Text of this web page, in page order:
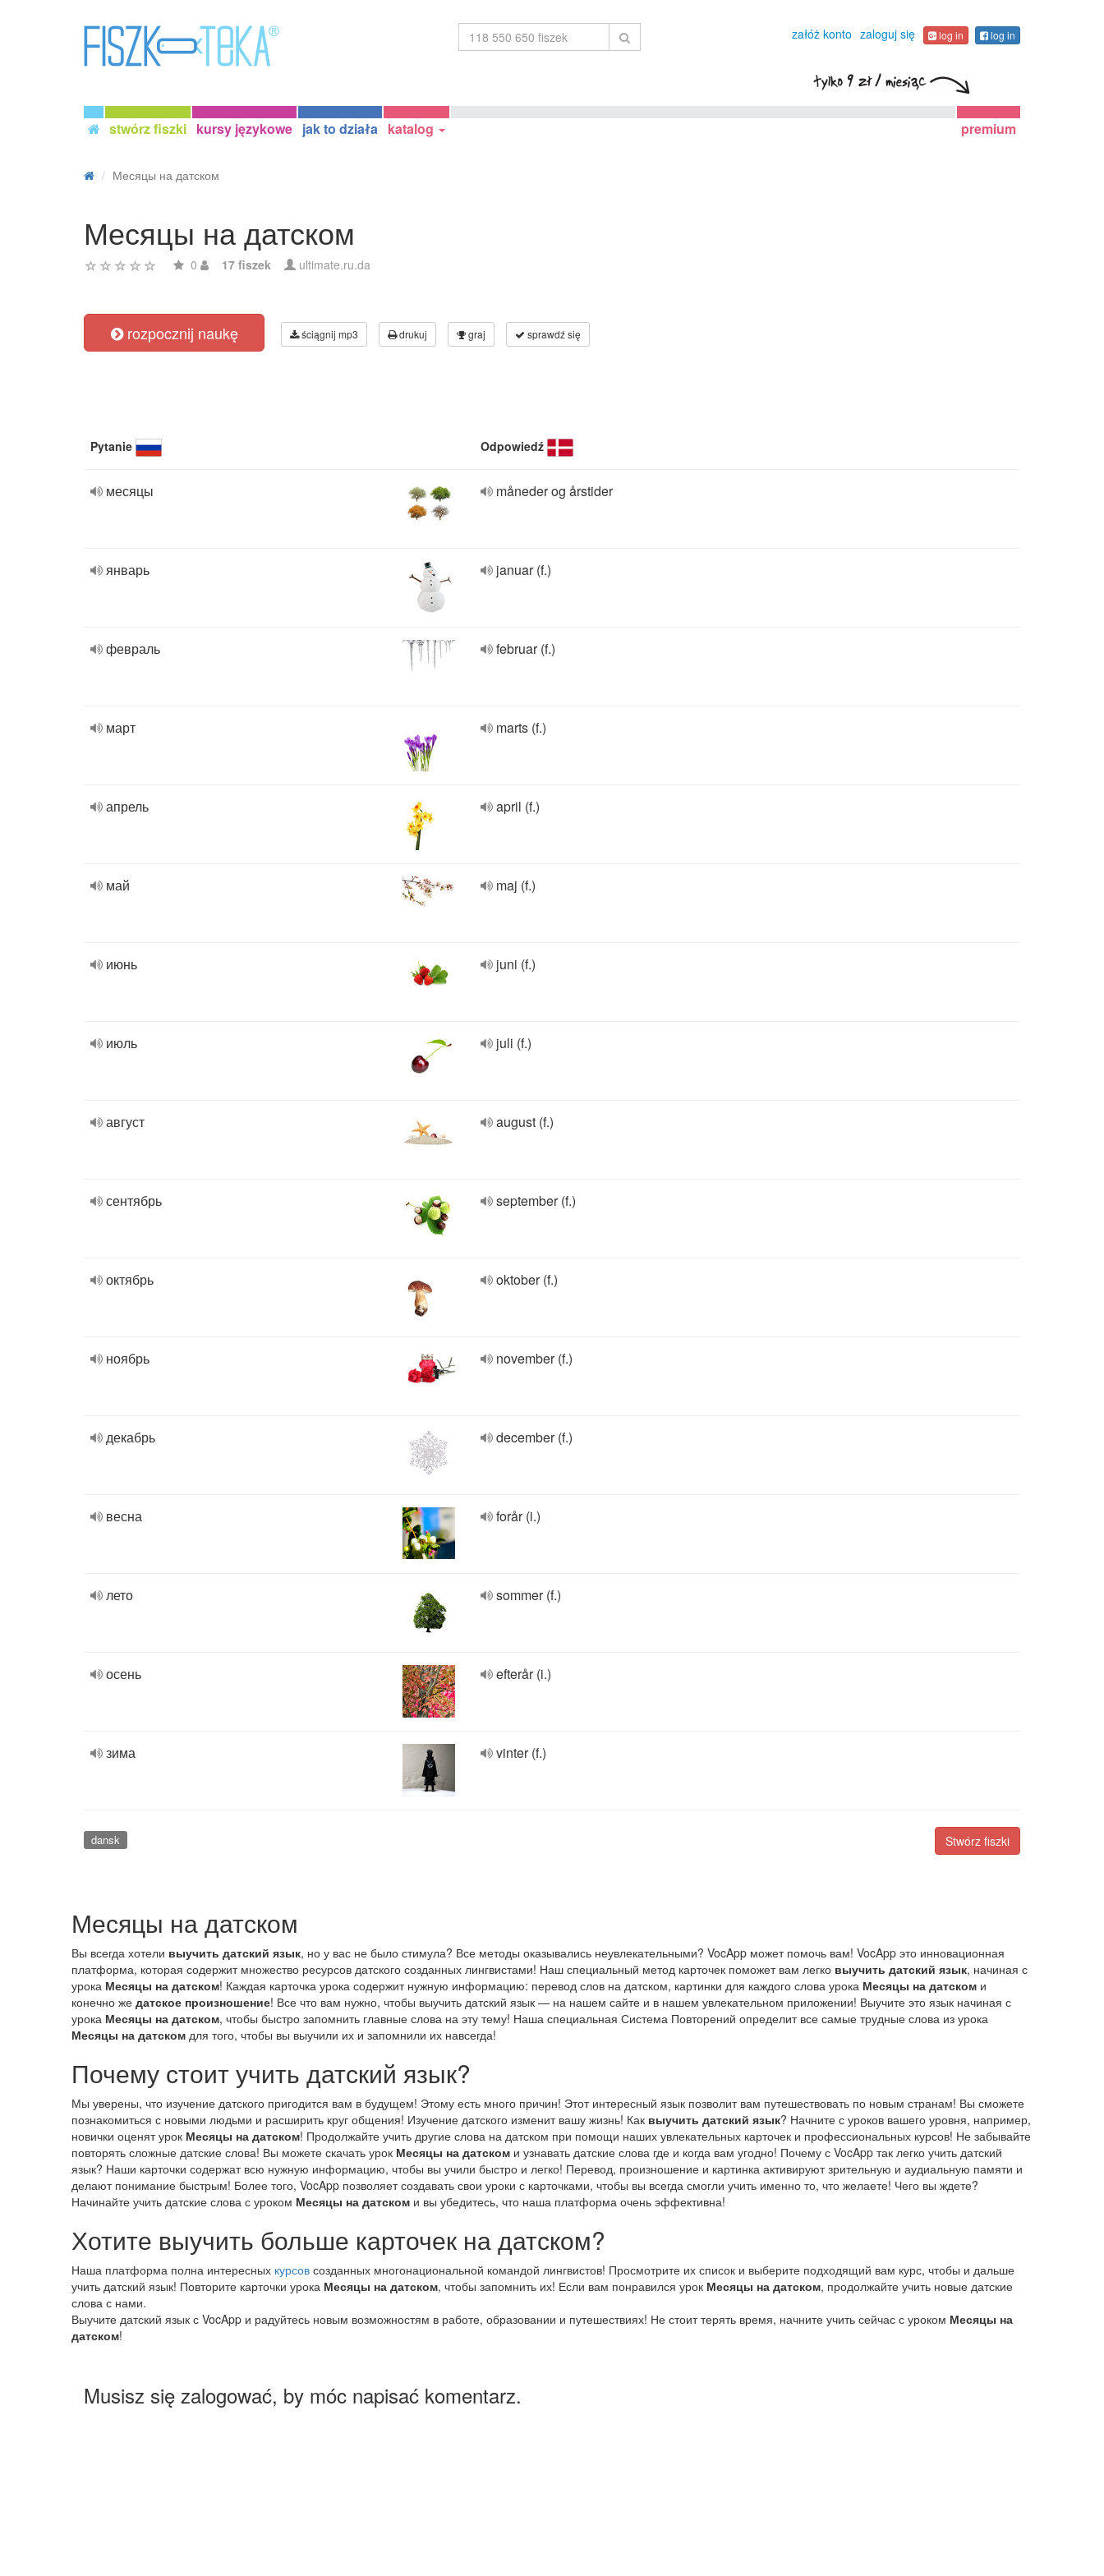
załóż konto zaloguj się log in log in
stwórz fiszki kursy językowe jak to działa katalog premium
Месяцы на датском
Месяцы на датском
0 17 fiszek ultimate.ru.da
rozpocznij naukę ściągnij mp3 drukuj graj sprawdź się
Pytanie Odpowiedź
месяцы måneder og årstider
январь januar (f.)
февраль februar (f.)
март marts (f.)
апрель april (f.)
май maj (f.)
июнь juni (f.)
июль juli (f.)
август august (f.)
сентябрь september (f.)
октябрь oktober (f.)
ноябрь november (f.)
декабрь december (f.)
весна forår (i.)
лето sommer (f.)
осень efterår (i.)
зима vinter (f.)
Stwórz fiszki
dansk
Месяцы на датском
Вы всегда хотели выучить датский язык, но у вас не было стимула? Все методы оказывались неувлекательными? VocApp может помочь вам! VocApp это инновационная
платформа, которая содержит множество ресурсов датского созданных лингвистами! Наш специальный метод карточек поможет вам легко выучить датский язык, начиная с
урока Месяцы на датском! Каждая карточка урока содержит нужную информацию: перевод слов на датском, картинки для каждого слова урока Месяцы на датском и
конечно же датское произношение! Все что вам нужно, чтобы выучить датский язык — на нашем сайте и в нашем увлекательном приложении! Выучите это язык начиная с
урока Месяцы на датском, чтобы быстро запомнить главные слова на эту тему! Наша специальная Система Повторений определит все самые трудные слова из урока
Месяцы на датском для того, чтобы вы выучили их и запомнили их навсегда!
Почему стоит учить датский язык?
Мы уверены, что изучение датского пригодится вам в будущем! Этому есть много причин! Этот интересный язык позволит вам путешествовать по новым странам! Вы сможете
познакомиться с новыми людьми и расширить круг общения! Изучение датского изменит вашу жизнь! Как выучить датский язык? Начните с уроков вашего уровня, например,
новички оценят урок Месяцы на датском! Продолжайте учить другие слова на датском при помощи наших увлекательных карточек и профессиональных курсов! Не забывайте
повторять сложные датские слова! Вы можете скачать урок Месяцы на датском и узнавать датские слова где и когда вам угодно! Почему с VocApp так легко учить датский
язык? Наши карточки содержат всю нужную информацию, чтобы вы учили быстро и легко! Перевод, произношение и картинка активируют зрительную и аудиальную памяти и
делают понимание быстрым! Более того, VocApp позволяет создавать свои уроки с карточками, чтобы вы всегда смогли учить именно то, что желаете! Чего вы ждете?
Начинайте учить датские слова с уроком Месяцы на датском и вы убедитесь, что наша платформа очень эффективна!
Хотите выучить больше карточек на датском?
Наша платформа полна интересных курсов созданных многонациональной командой лингвистов! Просмотрите их список и выберите подходящий вам курс, чтобы и дальше
учить датский язык! Повторите карточки урока Месяцы на датском, чтобы запомнить их! Если вам понравился урок Месяцы на датском, продолжайте учить новые датские
слова с нами.
Выучите датский язык с VocApp и радуйтесь новым возможностям в работе, образовании и путешествиях! Не стоит терять время, начните учить сейчас с уроком Месяцы на
датском!
Musisz się zalogować, by móc napisać komentarz.